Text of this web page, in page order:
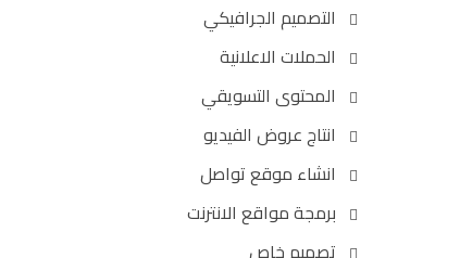
التصميم الجرافيكي
الحملات الاعلانية
المحتوى التسويقي
انتاج عروض الفيديو
انشاء موقع تواصل
برمجة مواقع الانترنت
تصميم خاص